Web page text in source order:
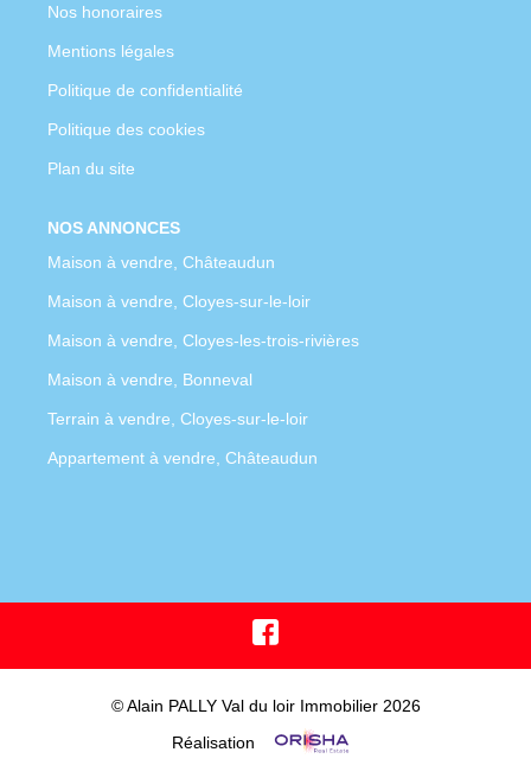
Nos honoraires
Mentions légales
Politique de confidentialité
Politique des cookies
Plan du site
NOS ANNONCES
Maison à vendre, Châteaudun
Maison à vendre, Cloyes-sur-le-loir
Maison à vendre, Cloyes-les-trois-rivières
Maison à vendre, Bonneval
Terrain à vendre, Cloyes-sur-le-loir
Appartement à vendre, Châteaudun
© Alain PALLY Val du loir Immobilier 2026
Réalisation